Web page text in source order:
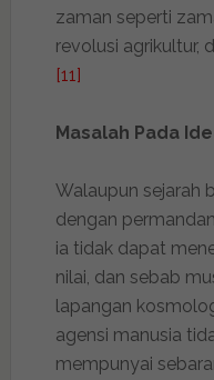
zaman seperti
revolusi agrikultur,
[11]
Masalah Pada
Walaupun sejarah
dengan
ia tidak dapat
nilai, dan sebab
lapangan
agensi manusia
mempunyai